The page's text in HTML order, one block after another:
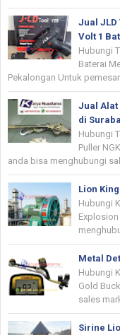
Jual JLD
Volt 1
Hubungi
Baterai
Pekalongan Untuk
Jual Alat
di
Hubungi
Puller
anda bisa menghubungi
Lion
Hubungi
Metal
Hubungi
Gold
sales
Sirine